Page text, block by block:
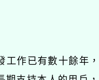
作已有數十餘年